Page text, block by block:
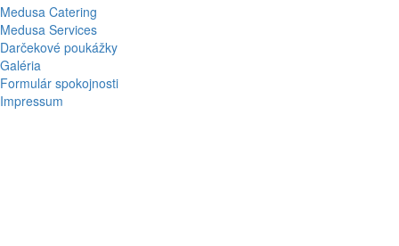
Medusa Catering
Medusa Services
Darčekové poukážky
Galéria
Formulár spokojnosti
Impressum